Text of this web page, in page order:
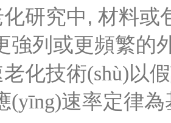
研究中, 材料或
強列或更頻繁的外
化技術(shù)以
速率定律為基